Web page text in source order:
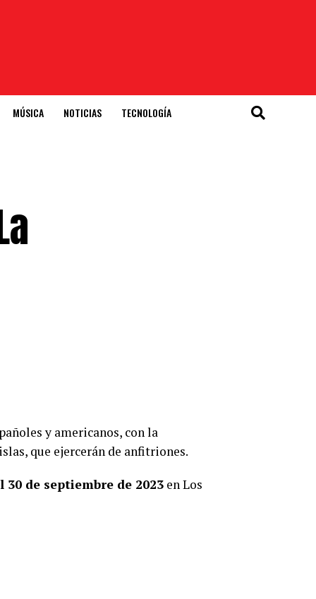
MÚSICA NOTICIAS TECNOLOGÍA
y americanos, con la
que ejercerán de anfitriones.
de septiembre de 2023 en Los